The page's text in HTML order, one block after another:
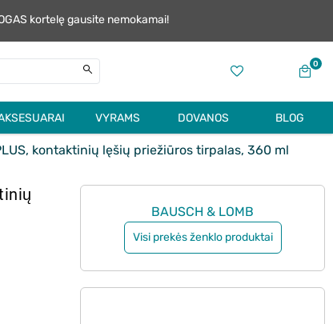
kortelę gausite nemokamai!
0
VYRAMS DOVANOS BLOG
kontaktinių lęšių priežiūros tirpalas, 360 ml
BAUSCH & LOMB
Visi prekės ženklo produktai